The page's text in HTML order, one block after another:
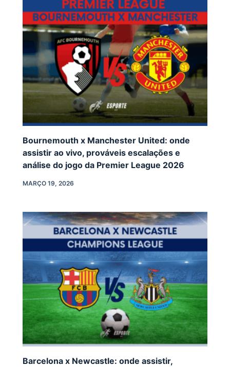
Bournemouth x Manchester United: onde
assistir ao vivo, prováveis escalações e
análise do jogo da Premier League 2026
MARÇO 19, 2026
Barcelona x Newcastle: onde assistir,